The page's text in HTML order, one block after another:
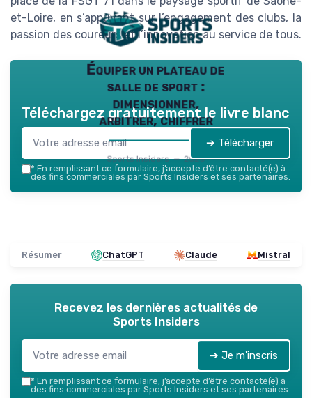
et-Loire, en s’appuyant sur l’engagement des clubs, la
passion des coureurs et l’innovation au service de tous.
Équiper un plateau de
salle de sport :
dimensionner,
arbitrer, chiffrer
Sports Insiders — 2026
Téléchargez gratuitement le livre blanc
➔ Télécharger
* En remplissant ce formulaire, j’accepte d’être contacté(e) à
des fins commerciales par Sports Insiders et ses partenaires.
Résumer ChatGPT Claude Mistral
Recevez les dernières actualités de
Sports Insiders
➔ Je m'inscris
* En remplissant ce formulaire, j’accepte d’être contacté(e) à
des fins commerciales par Sports Insiders et ses partenaires.